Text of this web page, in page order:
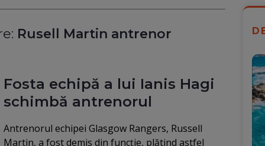
Rusell Martin antrenor
Fosta echipă a lui Ianis Hagi
schimbă antrenorul
Antrenorul echipei Glasgow Rangers, Russell
Martin, a fost demis din funcție, plătind astfel